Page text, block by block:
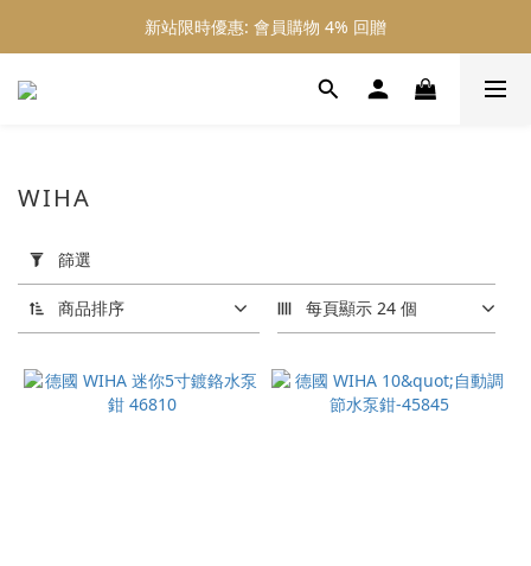
新站限時優惠: 會員購物 4% 回贈
新站限時優惠: 會員購物 4% 回贈
新站限時優惠: 滿 $800 順豐免運費
用
篩
選
(0/20)
價格
WIHA
篩選
商品排序 每頁顯示 24 個